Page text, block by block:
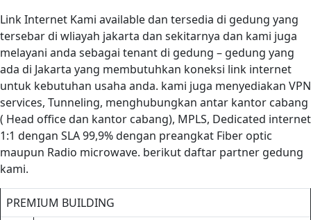
Link Internet Kami available dan tersedia di gedung yang
tersebar di wliayah jakarta dan sekitarnya dan kami juga
melayani anda sebagai tenant di gedung – gedung yang
ada di Jakarta yang membutuhkan koneksi link internet
untuk kebutuhan usaha anda. kami juga menyediakan VPN
services, Tunneling, menghubungkan antar kantor cabang
( Head office dan kantor cabang), MPLS, Dedicated internet
1:1 dengan SLA 99,9% dengan preangkat Fiber optic
maupun Radio microwave. berikut daftar partner gedung
kami.
PREMIUM BUILDING